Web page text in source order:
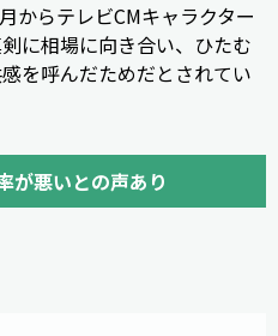
からテレビCMキャラクター
に相場に向き合い、ひたむ
を呼んだためだとされてい
が悪いとの声あり